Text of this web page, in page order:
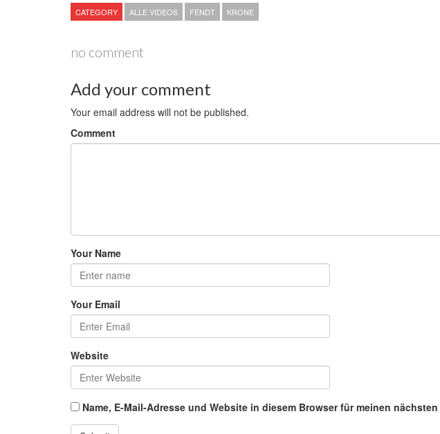
CATEGORY ALLE VIDEOS FENDT KRONE
no comment
Add your comment
Your email address will not be published.
Comment
Your Name
Your Email
Website
Name, E-Mail-Adresse und Website in diesem Browser für meinen